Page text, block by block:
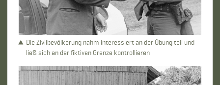
Die Zivilbevölkerung nahm interessiert an der Übung teil und
ließ sich an der fiktiven Grenze kontrollieren